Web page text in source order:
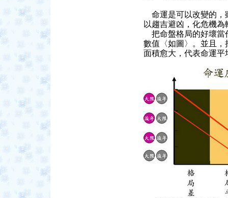
命運是可以改變的，
以趨吉避凶，化危機為
把命盤格局的好壞當
數值〈如圖〉。並且
面積愈大，代表命運